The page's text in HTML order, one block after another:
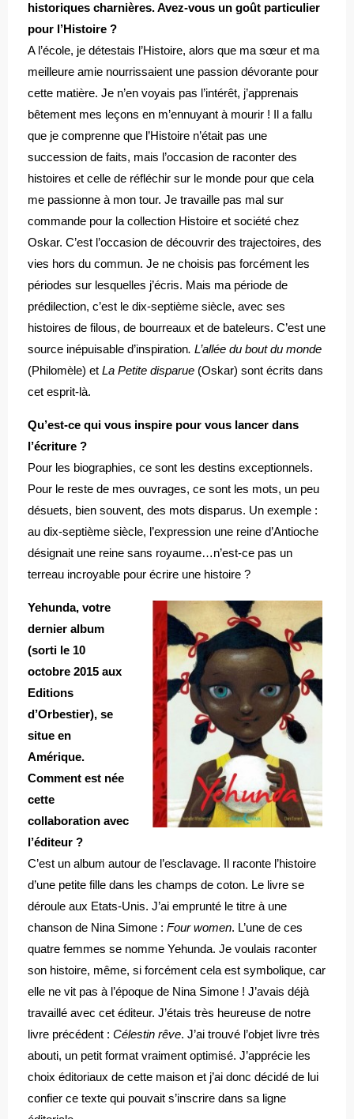
historiques charnières. Avez-vous un goût particulier
pour l’Histoire ?
A l’école, je détestais l’Histoire, alors que ma sœur et ma
meilleure amie nourrissaient une passion dévorante pour
cette matière. Je n’en voyais pas l’intérêt, j’apprenais
bêtement mes leçons en m’ennuyant à mourir ! Il a fallu
que je comprenne que l’Histoire n’était pas une
succession de faits, mais l’occasion de raconter des
histoires et celle de réfléchir sur le monde pour que cela
me passionne à mon tour. Je travaille pas mal sur
commande pour la collection Histoire et société chez
Oskar. C’est l’occasion de découvrir des trajectoires, des
vies hors du commun. Je ne choisis pas forcément les
périodes sur lesquelles j’écris. Mais ma période de
prédilection, c’est le dix-septième siècle, avec ses
histoires de filous, de bourreaux et de bateleurs. C’est une
source inépuisable d’inspiration. L’allée du bout du monde
(Philomèle) et La Petite disparue (Oskar) sont écrits dans
cet esprit-là.
Qu’est-ce qui vous inspire pour vous lancer dans
l’écriture ?
Pour les biographies, ce sont les destins exceptionnels.
Pour le reste de mes ouvrages, ce sont les mots, un peu
désuets, bien souvent, des mots disparus. Un exemple :
au dix-septième siècle, l’expression une reine d’Antioche
désignait une reine sans royaume…n’est-ce pas un
terreau incroyable pour écrire une histoire ?
Yehunda, votre
dernier album
(sorti le 10
octobre 2015 aux
Editions
d’Orbestier), se
situe en
Amérique.
Comment est née
cette
collaboration avec
l’éditeur ?
C’est un album autour de l’esclavage. Il raconte l’histoire
d’une petite fille dans les champs de coton. Le livre se
déroule aux Etats-Unis. J’ai emprunté le titre à une
chanson de Nina Simone : Four women. L’une de ces
quatre femmes se nomme Yehunda. Je voulais raconter
son histoire, même, si forcément cela est symbolique, car
elle ne vit pas à l’époque de Nina Simone ! J’avais déjà
travaillé avec cet éditeur. J’étais très heureuse de notre
livre précédent : Célestin rêve. J’ai trouvé l’objet livre très
abouti, un petit format vraiment optimisé. J’apprécie les
choix éditoriaux de cette maison et j’ai donc décidé de lui
confier ce texte qui pouvait s’inscrire dans sa ligne